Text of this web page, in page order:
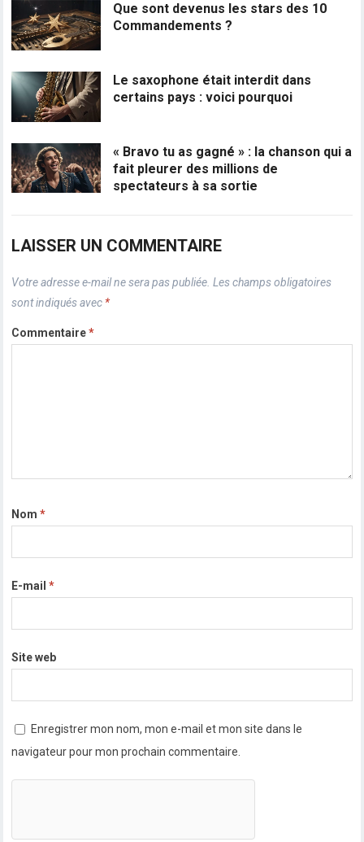
Que sont devenus les stars des 10
Commandements ?
Le saxophone était interdit dans
certains pays : voici pourquoi
« Bravo tu as gagné » : la chanson qui a
fait pleurer des millions de
spectateurs à sa sortie
LAISSER UN COMMENTAIRE
Votre adresse e-mail ne sera pas publiée. Les champs obligatoires
sont indiqués avec *
Commentaire*
Nom*
E-mail*
Site web
Enregistrer mon nom, mon e-mail et mon site dans le
navigateur pour mon prochain commentaire.